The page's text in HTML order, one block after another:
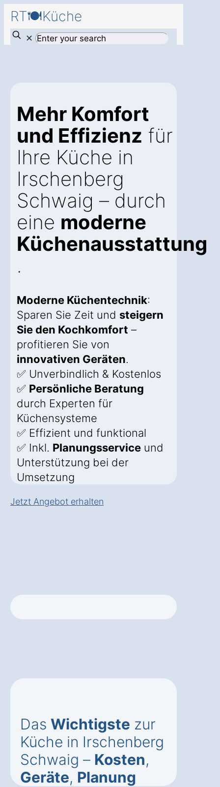
RT🍽️Küche
✕
Mehr Komfort
und Effizienz für
Ihre Küche in
Irschenberg
Schwaig – durch
eine moderne
Küchenausstattung
.
Moderne Küchentechnik:
Sparen Sie Zeit und steigern
Sie den Kochkomfort –
profitieren Sie von
innovativen Geräten.
✅ Unverbindlich & Kostenlos
✅ Persönliche Beratung
durch Experten für
Küchensysteme
✅ Effizient und funktional
✅ Inkl. Planungsservice und
Unterstützung bei der
Umsetzung
Jetzt Angebot erhalten
Das Wichtigste zur
Küche in Irschenberg
Schwaig – Kosten,
Geräte, Planung